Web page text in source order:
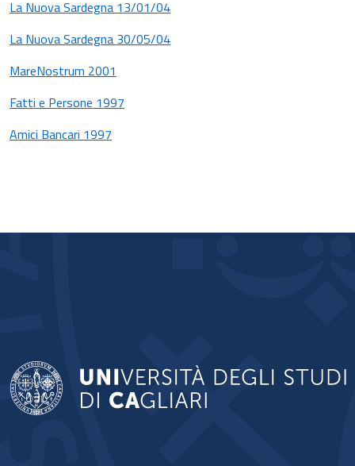
La Nuova Sardegna 13/01/04
La Nuova Sardegna 30/05/04
MareNostrum 2001
Fatti e Persone 1997
Amici Bancari 1997